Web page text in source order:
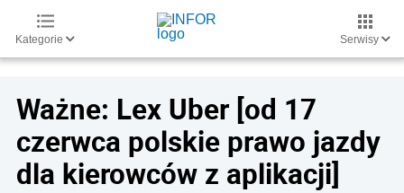
Kategorie Serwisy
Ważne: Lex Uber [od 17
czerwca polskie prawo jazdy
dla kierowców z aplikacji]